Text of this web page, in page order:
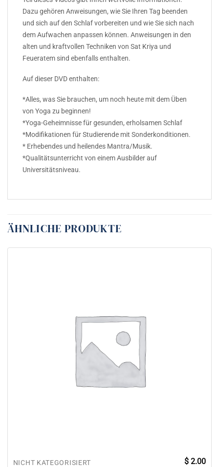
Dazu gehören Anweisungen, wie Sie Ihren Tag beenden
und sich auf den Schlaf vorbereiten und wie Sie sich nach
dem Aufwachen anpassen können. Anweisungen in den
alten und kraftvollen Techniken von Sat Kriya und
Feueratem sind ebenfalls enthalten.
Auf dieser DVD enthalten:
*Alles, was Sie brauchen, um noch heute mit dem Üben
von Yoga zu beginnen!
*Yoga-Geheimnisse für gesunden, erholsamen Schlaf
*Modifikationen für Studierende mit Sonderkonditionen.
* Erhebendes und heilendes Mantra/Musik.
*Qualitätsunterricht von einem Ausbilder auf
Universitätsniveau.
ÄHNLICHE PRODUKTE
NICHT KATEGORISIERT $ 2.00